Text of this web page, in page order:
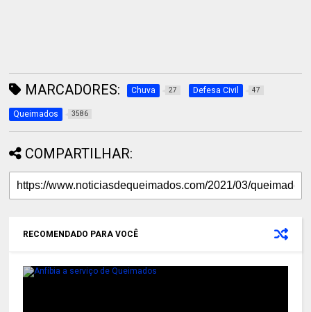
MARCADORES: Chuva 27 Defesa Civil 47
Queimados 3586
COMPARTILHAR:
RECOMENDADO PARA VOCÊ